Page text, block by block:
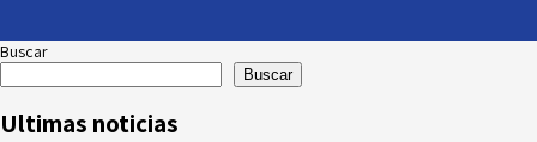
Buscar
Buscar
Ultimas noticias